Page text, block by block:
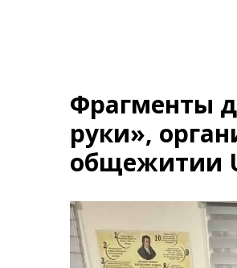
Фрагменты
руки»,
общежитии